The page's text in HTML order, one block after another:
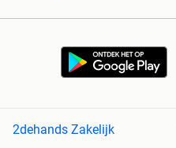
2dehands Zakelijk